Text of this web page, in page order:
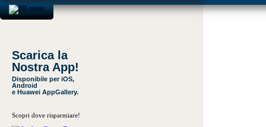
Scarica la
Nostra App!
Disponibile per iOS,
Android
e Huawei AppGallery.
Scopri dove risparmiare!